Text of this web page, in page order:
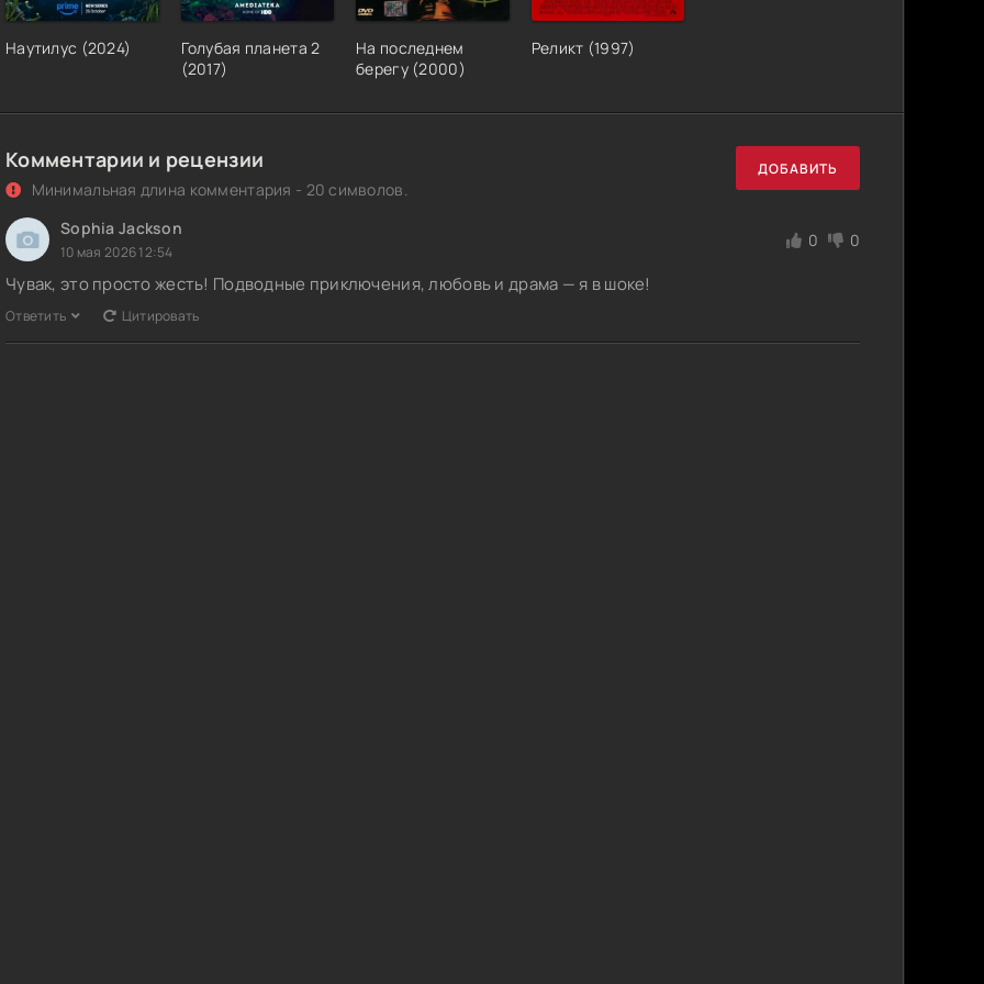
Наутилус (2024)
Голубая планета 2
(2017)
На последнем
берегу (2000)
Реликт (1997)
Комментарии и рецензии
Минимальная длина комментария - 20 символов.
ДОБАВИТЬ
Sophia Jackson
10 мая 2026 12:54
0 0
Чувак, это просто жесть! Подводные приключения, любовь и драма — я в шоке!
Ответить Цитировать